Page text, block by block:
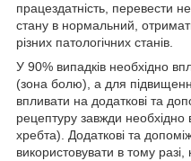
працездатність, перевести
стану в нормальний,
різних патологічних станів.
У 90% випадків необхідно
(зона болю), а для
впливати на додаткові та
рецептуру завжди
хребта). Додаткові та
використовувати в тому